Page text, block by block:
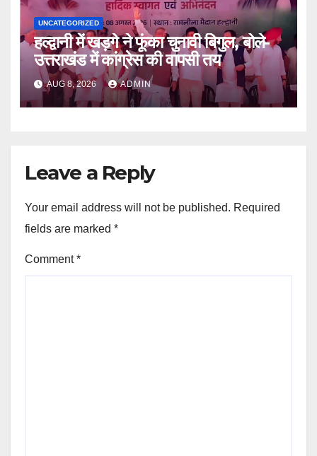
UNCATEGORIZED
हल्द्वानी में खड़गे ने फूंका चुनावी बिगुल, बोले-
उत्तराखंड में कांग्रेस की वापसी तय
AUG 8, 2026 ADMIN
Leave a Reply
Your email address will not be published. Required
fields are marked *
Comment*